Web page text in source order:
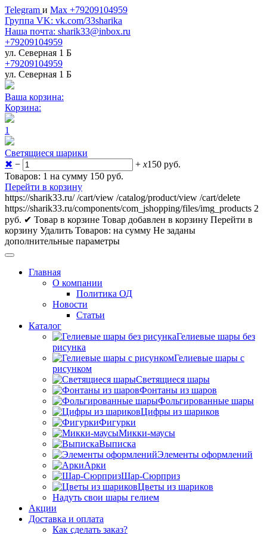
Telegram и Max +79209104959
Группа VK: vk.com/33sharika
Наша почта: sharik33@inbox.ru
+79209104959
ул. Северная 1 Б
+79209104959
ул. Северная 1 Б
Ваша корзина:
Корзина:
1
Светящиеся шарики
✖ − + x150 руб.
Товаров: 1 на сумму 150 руб.
Перейти в корзину
https://sharik33.ru/ /cart/view /catalog/product/view /cart/delete
https://sharik33.ru/components/com_jshopping/files/img_products 2
руб. ✔ Товар в корзине Товар добавлен в корзину Перейти в
корзину Удалить Товаров: на сумму Не заданы
дополнительные параметры
Главная
О компании
Политика ОД
Новости
Статьи
Каталог
Гелиевые шары без
рисунка
Гелиевые шары с
рисунком
Светящиеся шары
Фонтаны из шаров
Фольгированные шары
Цифры из шариков
Фигурки
Микки-маусы
Выписка
Элементы оформлений
Арки
Шар-Сюрприз
Цветы из шариков
Надуть свои шары гелием
Акции
Доставка и оплата
Как сделать заказ?